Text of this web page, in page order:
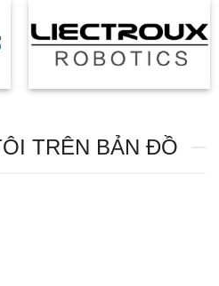
TRÊN BẢN ĐỒ